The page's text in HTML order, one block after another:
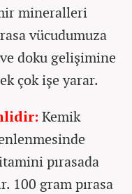
mineralleri
vücudumuza
doku gelişimine
çok işe yarar.
Kemik
pırasada
100 gram pırasa